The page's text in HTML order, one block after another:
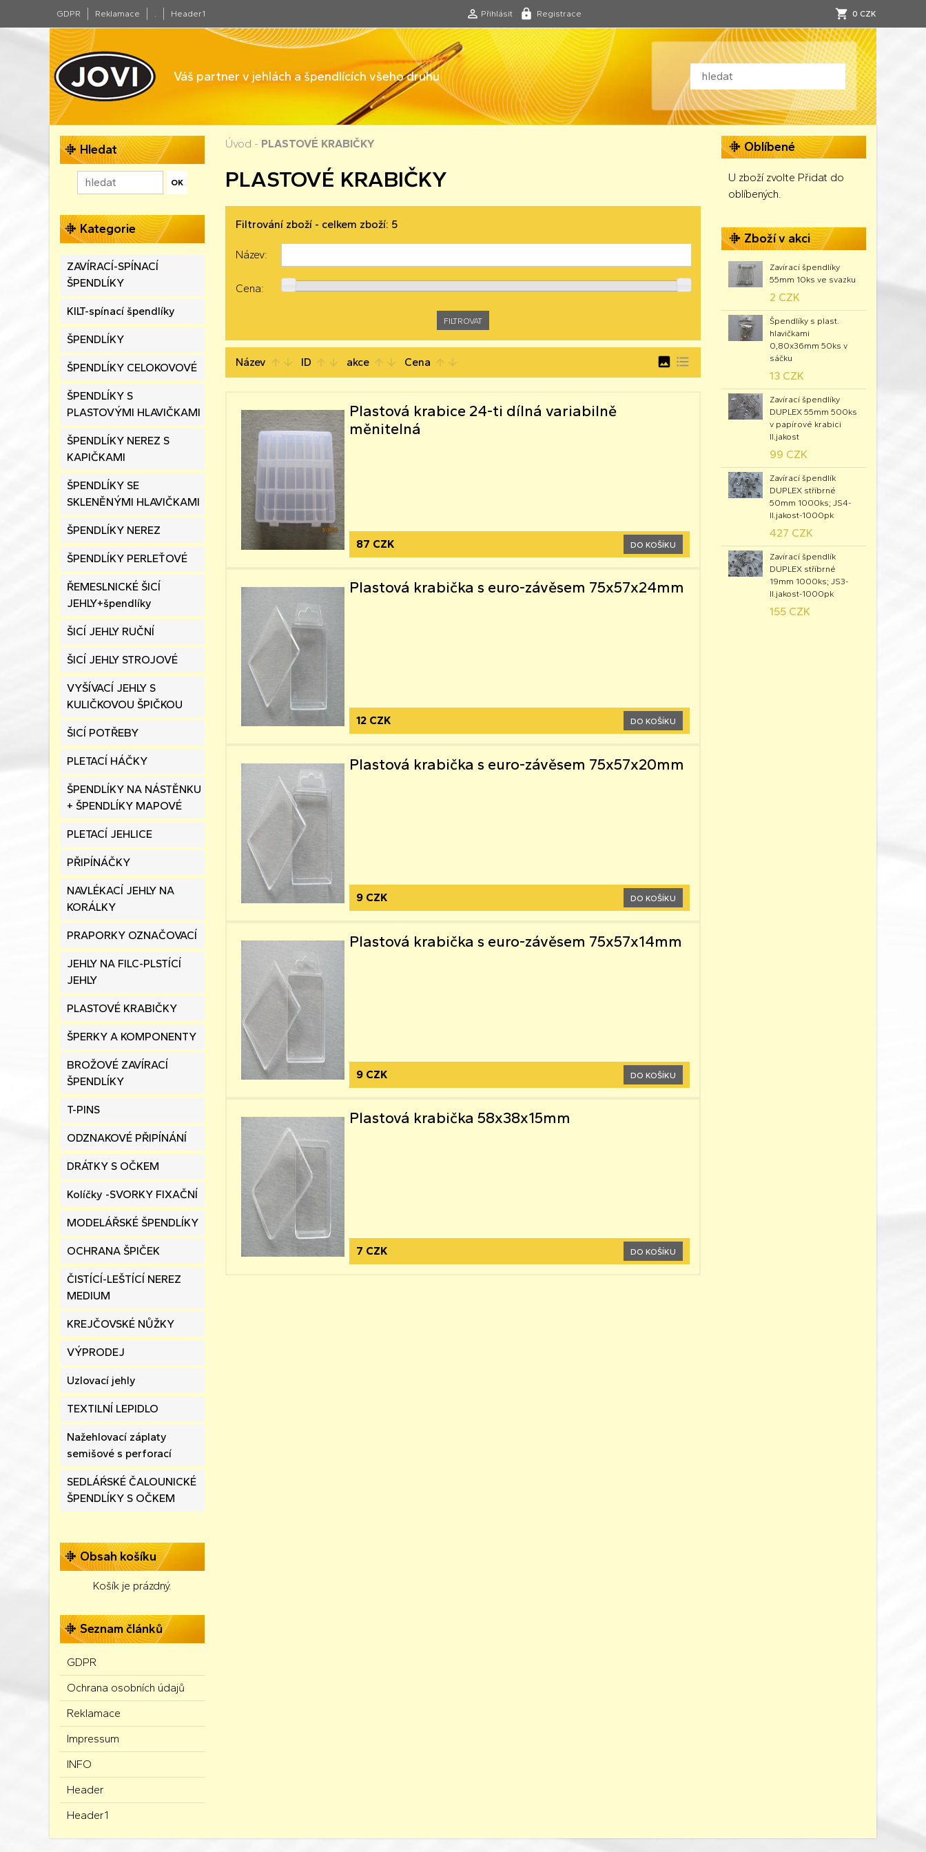
GDPR Reklamace . Header1 Přihlásit Registrace 0 CZK
Váš partner v jehlách a špendlících všeho druhu
Hledat
Kategorie
ZAVÍRACÍ-SPÍNACÍ
ŠPENDLÍKY
KILT-spínací špendlíky
ŠPENDLÍKY
ŠPENDLÍKY CELOKOVOVÉ
ŠPENDLÍKY S
PLASTOVÝMI HLAVIČKAMI
ŠPENDLÍKY NEREZ S
KAPIČKAMI
ŠPENDLÍKY SE
SKLENĚNÝMI HLAVIČKAMI
ŠPENDLÍKY NEREZ
ŠPENDLÍKY PERLEŤOVÉ
ŘEMESLNICKÉ ŠICÍ
JEHLY+špendlíky
ŠICÍ JEHLY RUČNÍ
ŠICÍ JEHLY STROJOVÉ
VYŠÍVACÍ JEHLY S
KULIČKOVOU ŠPIČKOU
ŠICÍ POTŘEBY
PLETACÍ HÁČKY
ŠPENDLÍKY NA NÁSTĚNKU
+ ŠPENDLÍKY MAPOVÉ
PLETACÍ JEHLICE
PŘIPÍNÁČKY
NAVLÉKACÍ JEHLY NA
KORÁLKY
PRAPORKY OZNAČOVACÍ
JEHLY NA FILC-PLSTÍCÍ
JEHLY
PLASTOVÉ KRABIČKY
ŠPERKY A KOMPONENTY
BROŽOVÉ ZAVÍRACÍ
ŠPENDLÍKY
T-PINS
ODZNAKOVÉ PŘIPÍNÁNÍ
DRÁTKY S OČKEM
Kolíčky -SVORKY FIXAČNÍ
MODELÁŘSKÉ ŠPENDLÍKY
OCHRANA ŠPIČEK
ČISTÍCÍ-LEŠTÍCÍ NEREZ
MEDIUM
KREJČOVSKÉ NŮŽKY
VÝPRODEJ
Uzlovací jehly
TEXTILNÍ LEPIDLO
Nažehlovací záplaty
semišové s perforací
SEDLÁŔSKÉ ČALOUNICKÉ
ŠPENDLÍKY S OČKEM
Obsah košíku
Košík je prázdný.
Seznam článků
GDPR
Ochrana osobních údajů
Reklamace
Impressum
INFO
Header
Header1
Úvod - PLASTOVÉ KRABIČKY
PLASTOVÉ KRABIČKY
Filtrování zboží - celkem zboží: 5
Název:
Cena:
Název arrow_upward arrow_downward ID arrow_upward arrow_downward akce arrow_upward arrow_downward Cena arrow_upward arrow_downward image format_list_bulleted
Plastová krabice 24-ti dílná variabilně
měnitelná
87 CZK DO KOŠÍKU
Plastová krabička s euro-závěsem 75x57x24mm
12 CZK DO KOŠÍKU
Plastová krabička s euro-závěsem 75x57x20mm
9 CZK DO KOŠÍKU
Plastová krabička s euro-závěsem 75x57x14mm
9 CZK DO KOŠÍKU
Plastová krabička 58x38x15mm
7 CZK DO KOŠÍKU
Oblíbené
U zboží zvolte Přidat do
oblíbených.
Zboží v akci
Zavírací špendlíky
55mm 10ks ve svazku
2 CZK
Špendlíky s plast.
hlavičkami
0,80x36mm 50ks v
sáčku
13 CZK
Zavírací špendlíky
DUPLEX 55mm 500ks
v papírové krabici
II.jakost
99 CZK
Zavírací špendlík
DUPLEX stříbrné
50mm 1000ks; JS4-
II.jakost-1000pk
427 CZK
Zavírací špendlík
DUPLEX stříbrné
19mm 1000ks; JS3-
II.jakost-1000pk
155 CZK